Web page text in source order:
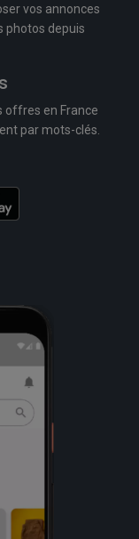
vos annonces
photos depuis
offres en France
par mots-clés.